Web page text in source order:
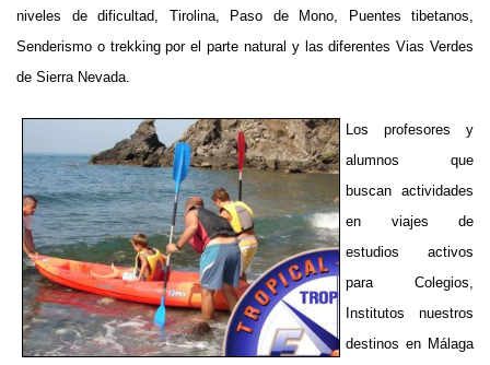
niveles de dificultad, Tirolina, Paso de Mono, Puentes tibetanos,
Senderismo o trekking por el parte natural y las diferentes Vias Verdes
de Sierra Nevada.
Los profesores y
alumnos que
buscan actividades
en viajes de
estudios activos
para Colegios,
Institutos nuestros
destinos en Málaga